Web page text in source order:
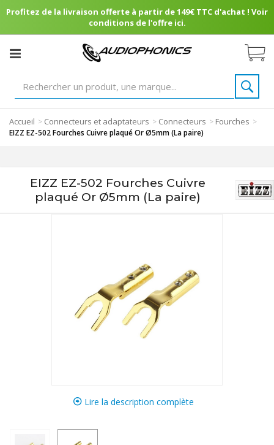
Profitez de la livraison offerte à partir de 149€ TTC d'achat ! Voir
conditions de l'offre ici.
Accueil > Connecteurs et adaptateurs > Connecteurs > Fourches >
EIZZ EZ-502 Fourches Cuivre plaqué Or Ø5mm (La paire)
EIZZ EZ-502 Fourches Cuivre
plaqué Or Ø5mm (La paire)
Lire la description complète